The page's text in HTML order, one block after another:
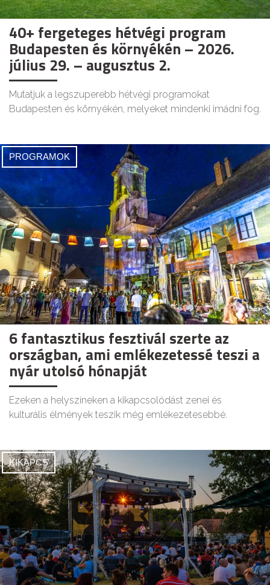
40+ fergeteges hétvégi program
Budapesten és környékén – 2026.
július 29. – augusztus 2.
Mutatjuk a legszuperebb hétvégi programokat
Budapesten és környékén, melyeket mindenki imádni fog.
PROGRAMOK
6 fantasztikus fesztivál szerte az
országban, ami emlékezetessé teszi a
nyár utolsó hónapját
Ezeken a helyszíneken a kikapcsolódást zenei és
kulturális élmények teszik még emlékezetesebbé.
KIKAPCS